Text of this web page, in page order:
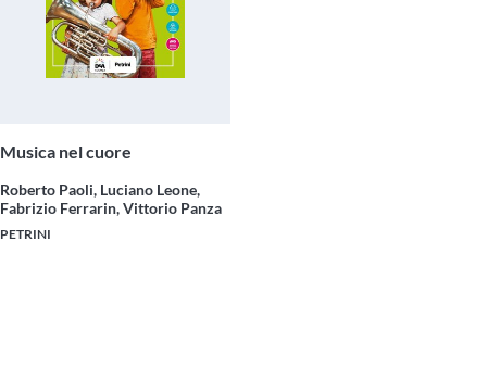
Musica nel cuore
Roberto Paoli, Luciano Leone,
Fabrizio Ferrarin, Vittorio Panza
PETRINI